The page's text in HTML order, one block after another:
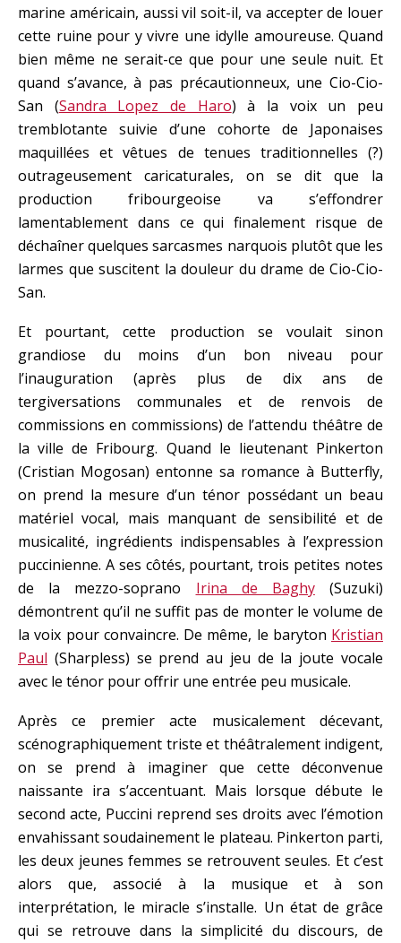
marine américain, aussi vil soit-il, va accepter de louer
cette ruine pour y vivre une idylle amoureuse. Quand
bien même ne serait-ce que pour une seule nuit. Et
quand s’avance, à pas précautionneux, une Cio-Cio-
San (Sandra Lopez de Haro) à la voix un peu
tremblotante suivie d’une cohorte de Japonaises
maquillées et vêtues de tenues traditionnelles (?)
outrageusement caricaturales, on se dit que la
production fribourgeoise va s’effondrer
lamentablement dans ce qui finalement risque de
déchaîner quelques sarcasmes narquois plutôt que les
larmes que suscitent la douleur du drame de Cio-Cio-
San.
Et pourtant, cette production se voulait sinon
grandiose du moins d’un bon niveau pour
l’inauguration (après plus de dix ans de
tergiversations communales et de renvois de
commissions en commissions) de l’attendu théâtre de
la ville de Fribourg. Quand le lieutenant Pinkerton
(Cristian Mogosan) entonne sa romance à Butterfly,
on prend la mesure d’un ténor possédant un beau
matériel vocal, mais manquant de sensibilité et de
musicalité, ingrédients indispensables à l’expression
puccinienne. A ses côtés, pourtant, trois petites notes
de la mezzo-soprano Irina de Baghy(Suzuki)
démontrent qu’il ne suffit pas de monter le volume de
la voix pour convaincre. De même, le baryton Kristian
Paul (Sharpless) se prend au jeu de la joute vocale
avec le ténor pour offrir une entrée peu musicale.
Après ce premier acte musicalement décevant,
scénographiquement triste et théâtralement indigent,
on se prend à imaginer que cette déconvenue
naissante ira s’accentuant. Mais lorsque débute le
second acte, Puccini reprend ses droits avec l’émotion
envahissant soudainement le plateau. Pinkerton parti,
les deux jeunes femmes se retrouvent seules. Et c’est
alors que, associé à la musique et à son
interprétation, le miracle s’installe. Un état de grâce
qui se retrouve dans la simplicité du discours, de